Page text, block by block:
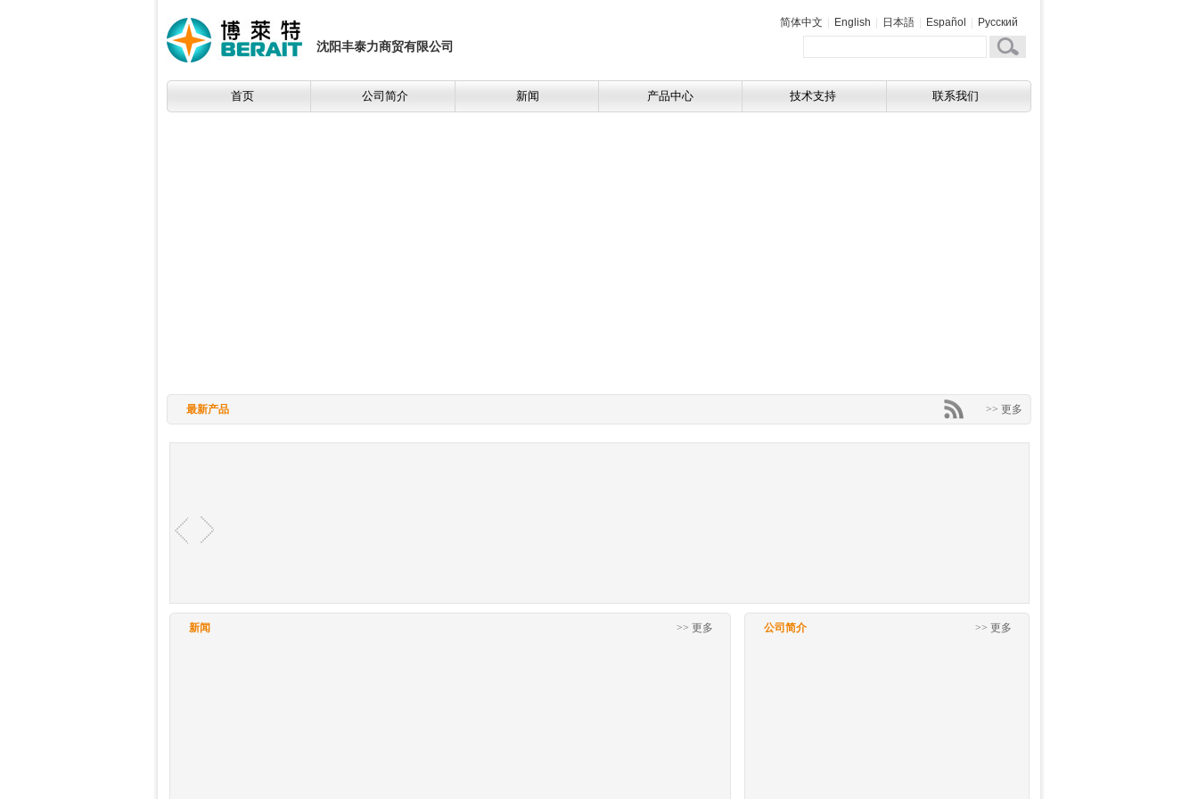
沈阳丰泰力商贸有限公司
简体中文 English 日本語 Español Русский
首页 公司简介 新闻 产品中心 技术支持 联系我们
最新产品 >> 更多
新闻 >> 更多 公司简介 >> 更多